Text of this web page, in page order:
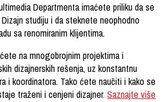
Departmenta imaćete priliku da se
studiju i da steknete neophodno
sa renomiranim klijentima.
na mnogobrojnim projektima i
dizajnerskih rešenja, uz konstantnu
i koordinatora. Tako ćete naučiti i kako se
traženi i cenjeni dizajner.Saznajte više